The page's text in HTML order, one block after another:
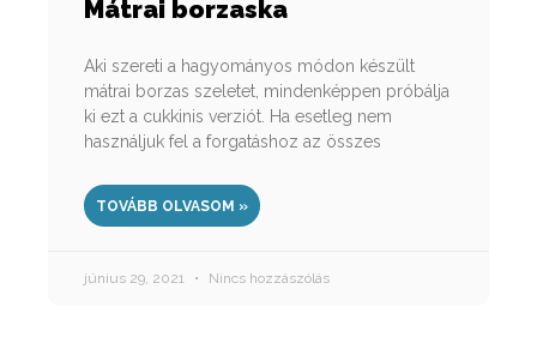
Mátrai borzaska
Aki szereti a hagyományos módon készült
mátrai borzas szeletet, mindenképpen próbálja
ki ezt a cukkinis verziót. Ha esetleg nem
használjuk fel a forgatáshoz az összes
TOVÁBB OLVASOM »
június 29, 2021 Nincs hozzászólás